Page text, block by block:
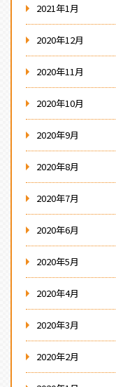
2021年1月
2020年12月
2020年11月
2020年10月
2020年9月
2020年8月
2020年7月
2020年6月
2020年5月
2020年4月
2020年3月
2020年2月